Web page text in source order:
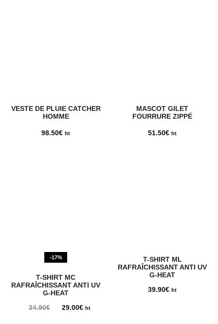
VESTE DE PLUIE CATCHER
HOMME
98.50€ ht
MASCOT GILET
FOURRURE ZIPPÉ
51.50€ ht
-17%
T-SHIRT MC
RAFRAÎCHISSANT ANTI UV
G-HEAT
34.90€ 29.00€Le
ht
T-SHIRT ML
RAFRAÎCHISSANT ANTI UV
G-HEAT
39.90€ ht